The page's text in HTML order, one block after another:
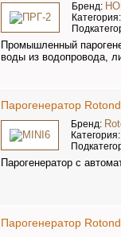
Бренд:
Промышленный
воды из водопровода,
Парогенератор
Бренд:
Парогенератор c
Парогенератор